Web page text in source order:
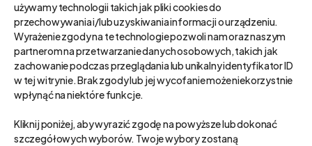
używamy technologii takich jak pliki cookies do
przechowywania i/lub uzyskiwania informacji o urządzeniu.
Wyrażenie zgody na te technologie pozwoli nam oraz naszym
partnerom na przetwarzanie danych osobowych, takich jak
zachowanie podczas przeglądania lub unikalny identyfikator ID
w tej witrynie. Brak zgody lub jej wycofanie może niekorzystnie
wpłynąć na niektóre funkcje.
Kliknij poniżej, aby wyrazić zgodę na powyższe lub dokonać
szczegółowych wyborów. Twoje wybory zostaną
Na przykładzie wdrożeniaISO 9001
pokazano, jak tworzyćetapy projektu,
definiowaćplany fakturowaniaoraz
przypisywać do nichzlecenia ryczałtowe
i „Time & Material”
na podstawie zamkniętych zleceń,